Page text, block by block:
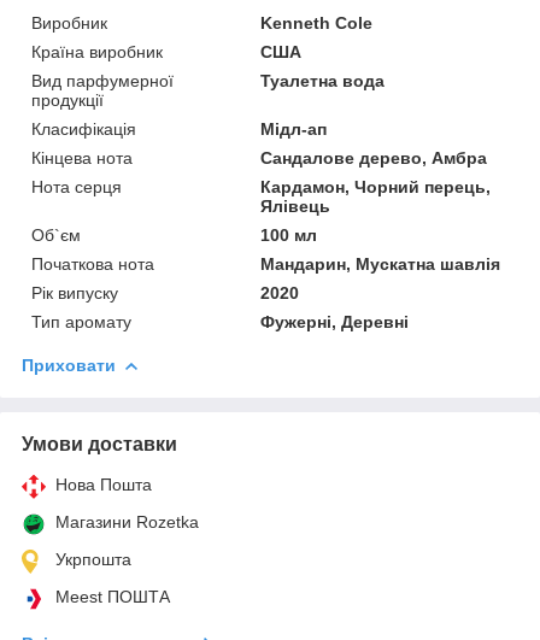
Виробник
Kenneth Cole
Країна виробник
США
Вид парфумерної
продукції
Туалетна вода
Класифікація
Мідл-ап
Кінцева нота
Сандалове дерево, Амбра
Нота серця
Кардамон, Чорний перець,
Ялівець
Об`єм
100 мл
Початкова нота
Мандарин, Мускатна шавлія
Рік випуску
2020
Тип аромату
Фужерні, Деревні
Приховати
Умови доставки
Нова Пошта
Магазини Rozetka
Укрпошта
Meest ПОШТА